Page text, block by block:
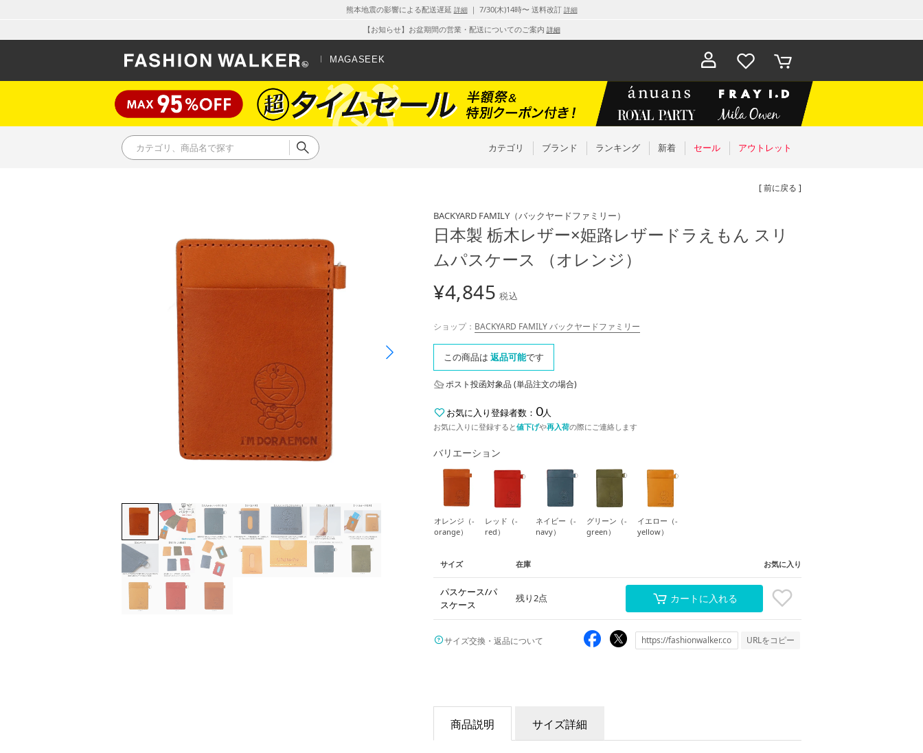
熊本地震の影響による配送遅延 詳細｜ 7/30(木)14時〜 送料改訂 詳細
【お知らせ】お盆期間の営業・配送についてのご案内 詳細
MAGASEEK
お気に入
り
カート
カテゴリ ブランド ランキング 新着 セール アウトレット
[ 前に戻る ]
BACKYARD FAMILY （バックヤードファミリー）
日本製 栃木レザー×姫路レザードラえもん スリ
ムパスケース （オレンジ）
¥4,845 税込
ショップ： BACKYARD FAMILY バックヤードファミリー
この商品は 返品可能です
ポスト投函対象品 (単品注文の場合)
お気に入り登録者数： 0人
お気に入りに登録すると値下げや再入荷の際にご連絡します
バリエーション
オレンジ（-
orange）
レッド（-
red）
ネイビー（-
navy）
グリーン（-
green）
イエロー（-
yellow）
サイズ 在庫 お気に入り
パスケース/パ
スケース
残り2点 カートに入れる
サイズ交換・返品について URLをコピー
商品説明 サイズ詳細